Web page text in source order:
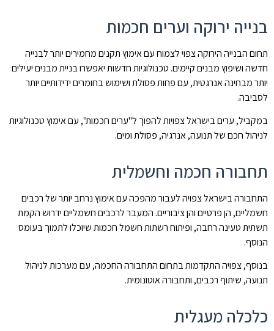
בנייה ירוקה וערים חכמות
תחום הבנייה הירוקה צפוי לצמוח עם אימוץ תקנים מחמירים יותר לבנייה
חדשה ושיפוץ מבנים קיימים. טכנולוגיות חדשות יאפשרו בניית מבנים יעילים
יותר מבחינה אנרגטית, עם פחות פסולת ושימוש בחומרים ידידותיים יותר
לסביבה.
במקביל, ערים בישראל צפויות להפוך ל"ערים חכמות", עם אימוץ טכנולוגיות
לניהול חכם של תנועה, אנרגיה, פסולת ומים.
תחבורה חכמה וחשמלית
התחבורה בישראל צפויה לעבור מהפכה עם אימוץ נרחב יותר של רכבים
חשמליים, הן פרטיים והן ציבוריים. המעבר לרכבים חשמליים ידרוש הקמת
תשתית טעינה רחבה, ופיתוח רשתות חשמל חכמות שיוכלו לתמוך בעומס
הנוסף.
בנוסף, צפויה התקדמות בתחום התחבורה החכמה, עם מערכות לניהול
תנועה, שיתוף רכבים, ותחבורה אוטונומית.
כלכלה מעגלית